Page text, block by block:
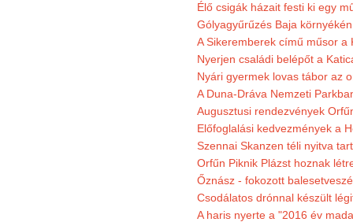
Élő csigák házait festi ki egy
Gólyagyűrűzés Baja
A Sikeremberek című műsor a
Nyerjen családi belépőt a
Nyári gyermek lovas tábor az
A Duna-Dráva Nemzeti
Augusztusi rendezvények
Előfoglalási kedvezmények a
Szennai Skanzen téli nyitva
Orfűn Piknik Plázst hoznak
Őznász - fokozott
Csodálatos drónnal készült
A haris nyerte a "2016 év